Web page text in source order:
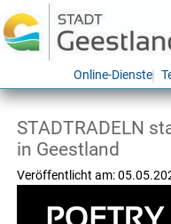
Online-Dienste
STADTRADELN
in Geestland
Veröffentlicht am: